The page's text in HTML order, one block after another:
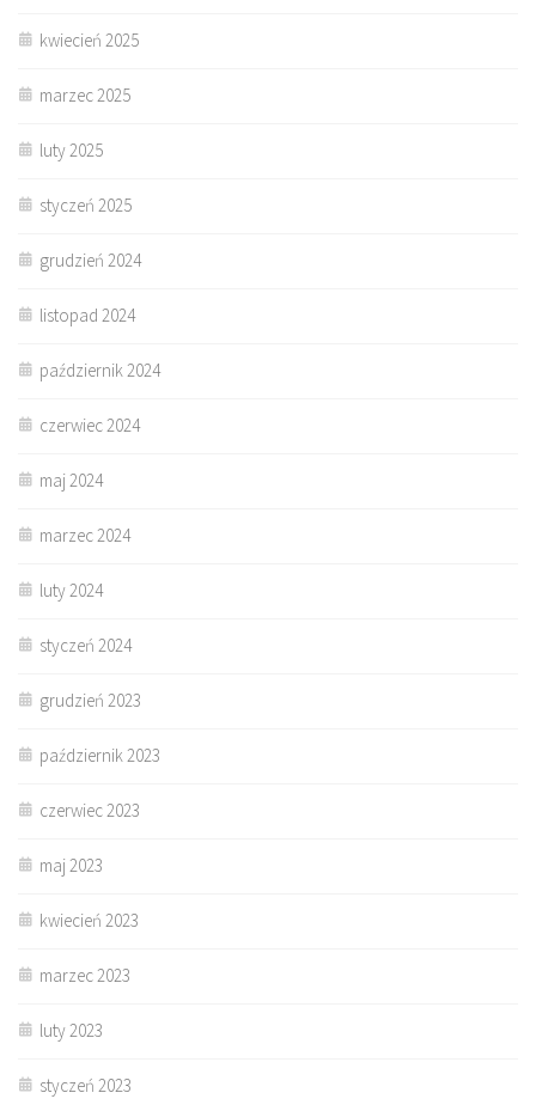
kwiecień 2025
marzec 2025
luty 2025
styczeń 2025
grudzień 2024
listopad 2024
październik 2024
czerwiec 2024
maj 2024
marzec 2024
luty 2024
styczeń 2024
grudzień 2023
październik 2023
czerwiec 2023
maj 2023
kwiecień 2023
marzec 2023
luty 2023
styczeń 2023